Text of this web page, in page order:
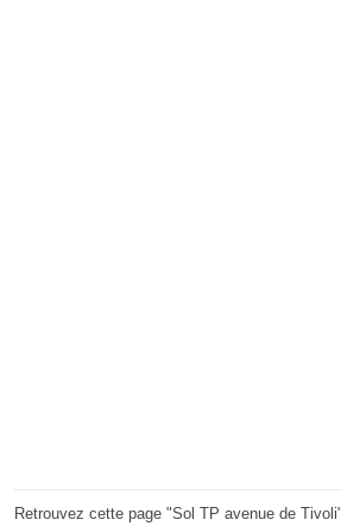
Retrouvez cette page "Sol TP avenue de